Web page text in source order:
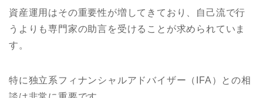
資産運用はその重要性が増してきており、自己流で行
うよりも専門家の助言を受けることが求められていま
す。
特に独立系フィナンシャルアドバイザー（IFA）との相